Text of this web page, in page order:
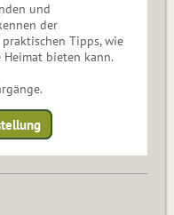
und
der
Tipps, wie
bieten kann.